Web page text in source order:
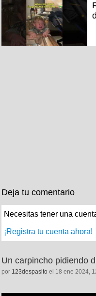
Deja tu comentario
Necesitas tener una
¡Registra tu cuenta ahora!
Un carpincho pidiendo
por 123despasito el 18 ene 2024,